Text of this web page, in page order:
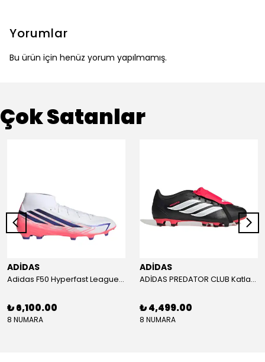
Yorumlar
Bu ürün için henüz yorum yapılmamış.
Çok Satanlar
ADİDAS
Adidas F50 Hyperfast League Mid Erkek Krampon (IH7090)
₺ 6,100.00
8 NUMARA
ADİDAS
ADİDAS PREDATOR CLUB Katlanır Dilli Çim Saha/Çoklu Zemin Kramponu JR3330
₺ 4,499.00
8 NUMARA